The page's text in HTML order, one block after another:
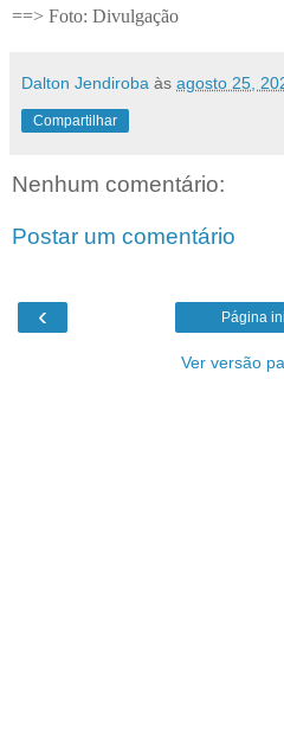
==> Foto: Divulgação
Dalton Jendiroba às agosto 25,
Compartilhar
Nenhum comentário:
Postar um comentário
‹ Página
Ver versão